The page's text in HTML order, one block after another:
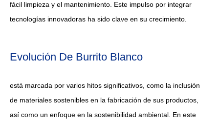
fácil limpieza y el mantenimiento. Este impulso por integrar
tecnologías innovadoras ha sido clave en su crecimiento.
Evolución De Burrito Blanco
está marcada por varios hitos significativos, como la inclusión
de materiales sostenibles en la fabricación de sus productos,
así como un enfoque en la sostenibilidad ambiental. En este